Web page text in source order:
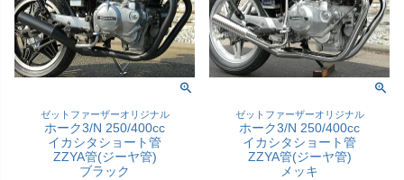
ゼットファーザーオリジナル
ホーク3/N 250/400cc
イカシタショート管
ZZYA管(ジーヤ管)
ブラック
ゼットファーザーオリジナル
ホーク3/N 250/400cc
イカシタショート管
ZZYA管(ジーヤ管)
メッキ